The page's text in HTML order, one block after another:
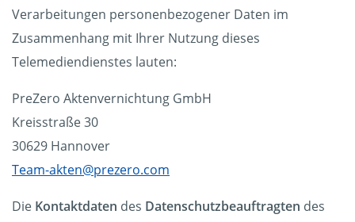
Verarbeitungen personenbezogener Daten im
Zusammenhang mit Ihrer Nutzung dieses
Telemediendienstes lauten:
PreZero Aktenvernichtung GmbH
Kreisstraße 30
30629 Hannover
Team-akten@prezero.com
Die Kontaktdaten des Datenschutzbeauftragten des